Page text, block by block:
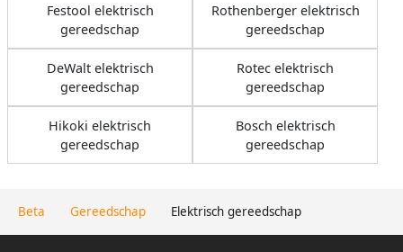
Beta Gereedschap Elektrisch gereedschap
Festool elektrisch
gereedschap
Rothenberger elektrisch
gereedschap
DeWalt elektrisch
gereedschap
Rotec elektrisch
gereedschap
Hikoki elektrisch
gereedschap
Bosch elektrisch
gereedschap